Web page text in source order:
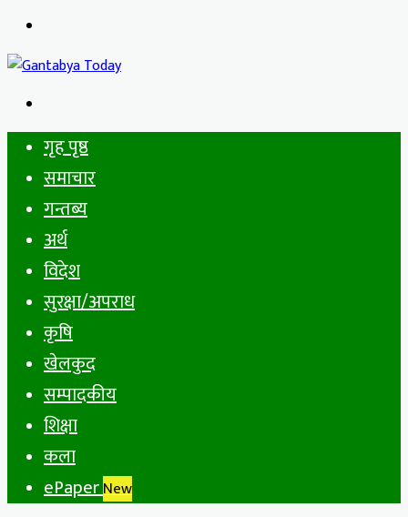
for
गृह पृष्ठ
समाचार
गन्तब्य
अर्थ
विदेश
सुरक्षा/अपराध
कृषि
खेलकुद
सम्पादकीय
शिक्षा
कला
ePaperNew